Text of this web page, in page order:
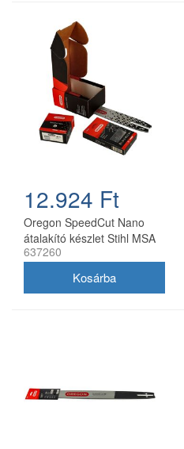
12.924 Ft
Oregon SpeedCut Nano
átalakító készlet Stihl MSA
161T 10" 325 1,1 mm
637260